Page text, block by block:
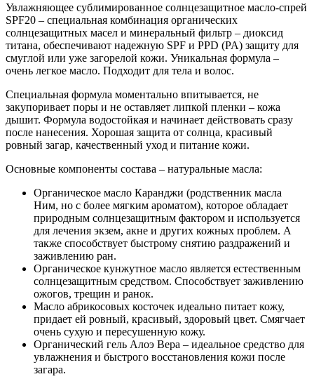
Увлажняющее сублимированное солнцезащитное масло-спрей
SPF20 – специальная комбинация органических
солнцезащитных масел и минеральный фильтр – диоксид
титана, обеспечивают надежную SPF и PPD (PA) защиту для
смуглой или уже загорелой кожи. Уникальная формула –
очень легкое масло. Подходит для тела и волос.
Специальная формула моментально впитывается, не
закупоривает поры и не оставляет липкой пленки – кожа
дышит. Формула водостойкая и начинает действовать сразу
после нанесения. Хорошая защита от солнца, красивый
ровный загар, качественный уход и питание кожи.
Основные компоненты состава – натуральные масла:
Органическое масло Каранджи (родственник масла
Ним, но с более мягким ароматом), которое обладает
природным солнцезащитным фактором и используется
для лечения экзем, акне и других кожных проблем. А
также способствует быстрому снятию раздражений и
заживлению ран.
Органическое кунжутное масло является естественным
солнцезащитным средством. Способствует заживлению
ожогов, трещин и ранок.
Масло абрикосовых косточек идеально питает кожу,
придает ей ровный, красивый, здоровый цвет. Смягчает
очень сухую и пересушенную кожу.
Органический гель Алоэ Вера – идеальное средство для
увлажнения и быстрого восстановления кожи после
загара.